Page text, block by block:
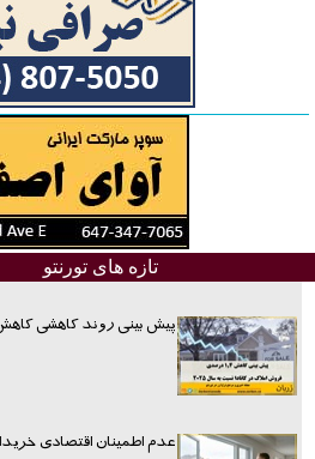
تازه های تورنتو
پیش بینی روند کاهشی
عدم اطمینان اقتصادی